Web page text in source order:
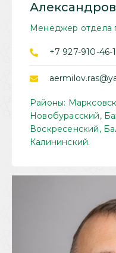
Менеджер отдела
+7 927-910-46-
Районы:
Новобурасский,
Воскресенский,
Калининский.